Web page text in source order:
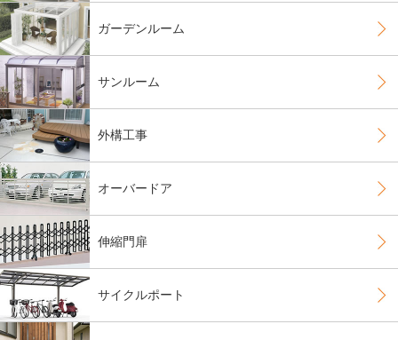
ガーデンルーム
サンルーム
外構工事
オーバードア
伸縮門扉
サイクルポート